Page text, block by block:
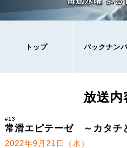
トップ バックナン
放送内
#13
常滑エピテーゼ ～カタチ
2022年9月21日（水）